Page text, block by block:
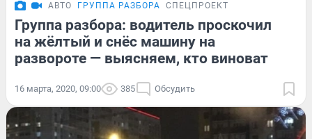
АВТО ГРУППА РАЗБОРА СПЕЦПРОЕКТ
Группа разбора: водитель проскочил
на жёлтый и снёс машину на
развороте — выясняем, кто виноват
16 марта, 2020, 09:00 385 Обсудить